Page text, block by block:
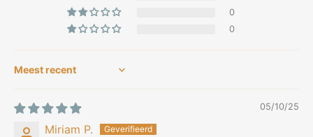
0
0
Sort by
05/10/25
Miriam P.